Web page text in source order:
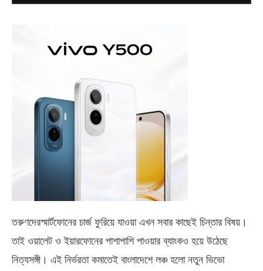
তরুণদেরস্মার্টফোনের চার্জ ফুরিয়ে যাওয়া এখন সবার কাছেই চিন্তার বিষয়।
তাই ওয়ালেট ও ইয়ারফোনের পাশাপাশি পাওয়ার ব্যাংকও হয়ে উঠেছে
নিত্যসঙ্গী। এই নির্ভরতা কমাতেই বাংলাদেশে লঞ্চ হলো নতুন ভিভো